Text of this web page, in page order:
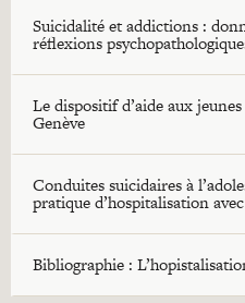
Suicidalité et addictions :
réflexions
Le dispositif d’aide aux
Genève
Conduites suicidaires à
pratique d’hospitalisation
Bibliographie :